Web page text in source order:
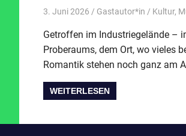
3. Juni 2026 Gastautor*in Kultur,
Getroffen im Industriegelände –
Proberaums, dem Ort, wo vieles
Romantik stehen noch ganz am
WEITERLESEN